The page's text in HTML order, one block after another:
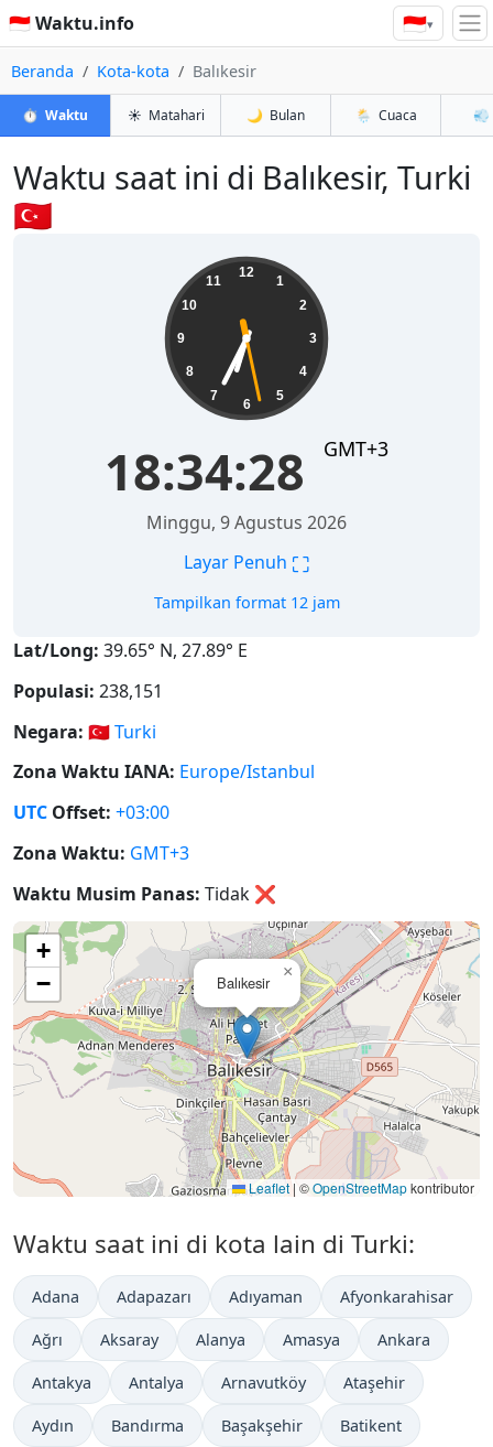
🇮🇩 Waktu.info 🇮🇩▾
Beranda Kota-kota Balıkesir
⏱️ Waktu ☀️ Matahari 🌙 Bulan 🌦️ Cuaca 💨
Waktu saat ini di Balıkesir, Turki
🇹🇷
12
1
2
3
4
5
6
7
8
9
10
11
18:34:28 GMT+3
Minggu, 9 Agustus 2026
Layar Penuh ⛶
Tampilkan format 12 jam
Lat/Long: 39.65° N, 27.89° E
Populasi: 238,151
Negara: 🇹🇷Turki
Zona Waktu IANA: Europe/Istanbul
UTC Offset: +03:00
Zona Waktu: GMT+3
Waktu Musim Panas: Tidak ❌
Balıkesir
×
+
−
Leaflet| ©OpenStreetMapkontributor
Waktu saat ini di kota lain di Turki:
Adana Adapazarı Adıyaman Afyonkarahisar
Ağrı Aksaray Alanya Amasya Ankara
Antakya Antalya Arnavutköy Ataşehir
Aydın Bandırma Başakşehir Batikent